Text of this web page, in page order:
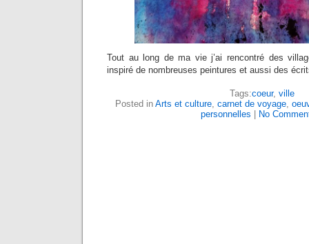
Tout au long de ma vie j’ai rencontré des
inspiré de nombreuses peintures et aussi des
Tags:coeur, ville
Posted in Arts et culture, carnet de voyage,
personnelles
No